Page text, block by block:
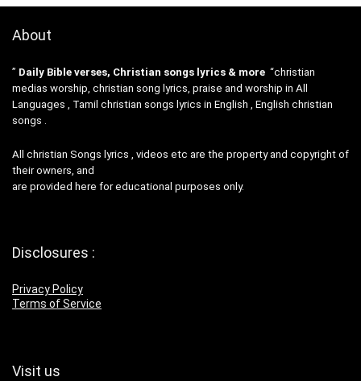
About
” Daily Bible verses, Christian songs lyrics & more “christian
medias worship, christian song lyrics, praise and worship in All
Languages , Tamil christian songs lyrics in English , English christian
songs .
All christian Songs lyrics , videos etc are the property and copyright of
their owners, and
are provided here for educational purposes only.
Disclosures :
Privacy Policy
Terms of Service
Visit us